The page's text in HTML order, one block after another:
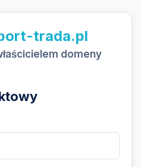
trada.pl
domeny